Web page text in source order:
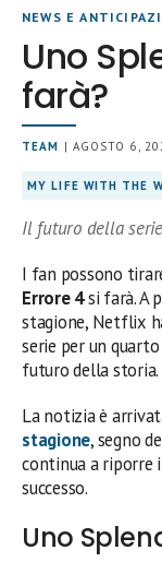
NEWS E
Uno
farà?
TEAM | AGOSTO 6,
MY LIFE WITH THE
Il futuro della
I fan possono
Errore 4si farà. A
stagione, Netflix
serie per un
futuro della storia.
La notizia è
stagione, segno
continua a riporre
successo.
Uno